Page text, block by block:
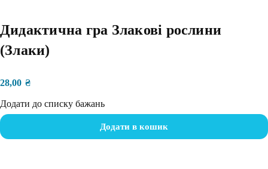
Дидактична гра Злакові рослини
(Злаки)
28,00 ₴
Додати до списку бажань
Додати в кошик